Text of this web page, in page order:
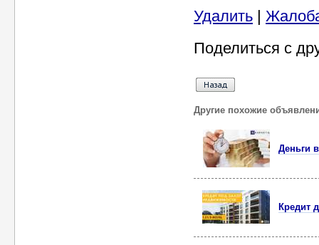
Удалить |
Поделиться с
Другие похожие
Деньги
Кредит